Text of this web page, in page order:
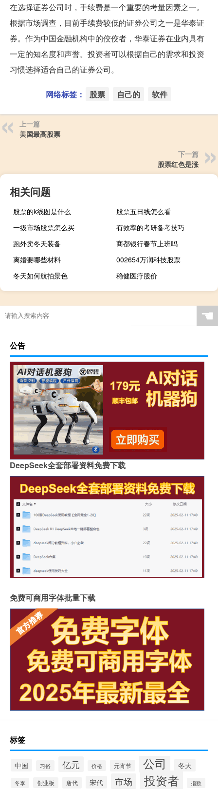
在选择证券公司时，手续费是一个重要的考量因素之一。
根据市场调查，目前手续费较低的证券公司之一是华泰证
券。作为中国金融机构中的佼佼者，华泰证券在业内具有
一定的知名度和声誉。投资者可以根据自己的需求和投资
习惯选择适合自己的证券公司。
网络标签： 股票 自己的 软件
上一篇
美国最高股票
下一篇
股票红色是涨
相关问题
股票的k线图是什么
股票五日线怎么看
一级市场股票怎么买
有效率的考研备考技巧
跑外卖冬天装备
商都银行春节上班吗
离婚要哪些材料
002654万润科技股票
冬天如何航拍景色
稳健医疗股价
☚
公告
DeepSeek全套部署资料免费下载
免费可商用字体批量下载
标签
中国 习俗 亿元 价格 元宵节 公司 冬天
冬季 创业板 唐代 宋代 市场 投资者 指数